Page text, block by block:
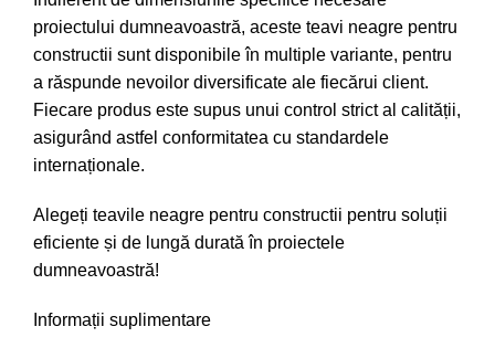
proiectului dumneavoastră, aceste teavi neagre pentru
constructii sunt disponibile în multiple variante, pentru
a răspunde nevoilor diversificate ale fiecărui client.
Fiecare produs este supus unui control strict al calității,
asigurând astfel conformitatea cu standardele
internaționale.
Alegeți teavile neagre pentru constructii pentru soluții
eficiente și de lungă durată în proiectele
dumneavoastră!
Informații suplimentare